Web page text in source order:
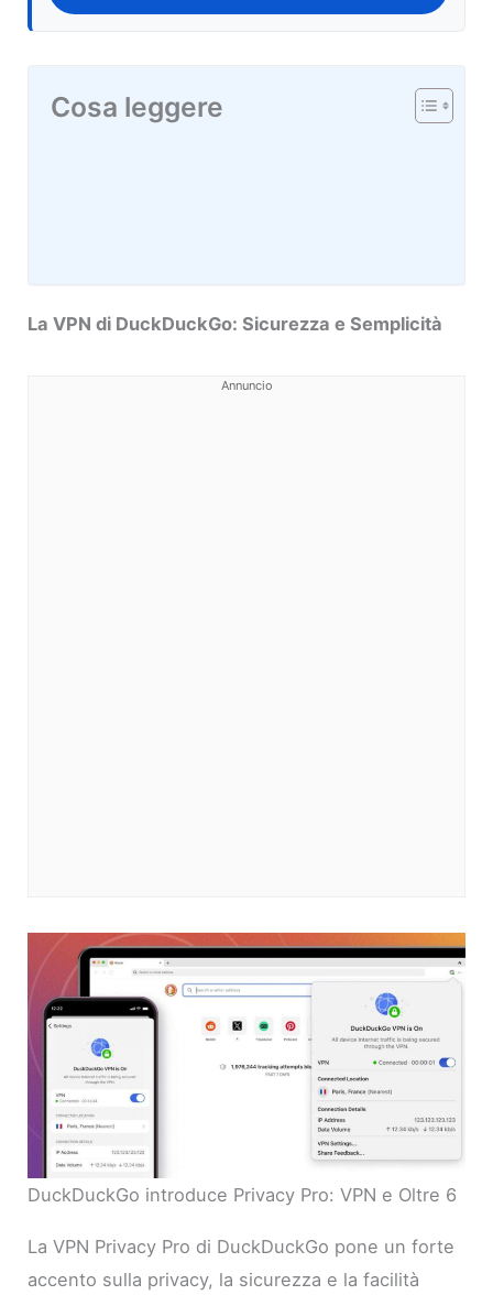
Cosa leggere
La VPN di DuckDuckGo: Sicurezza e Semplicità
Annuncio
DuckDuckGo introduce Privacy Pro: VPN e Oltre 6
La VPN Privacy Pro di DuckDuckGo pone un forte
accento sulla privacy, la sicurezza e la facilità